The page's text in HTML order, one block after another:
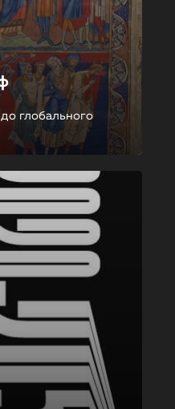
глобального